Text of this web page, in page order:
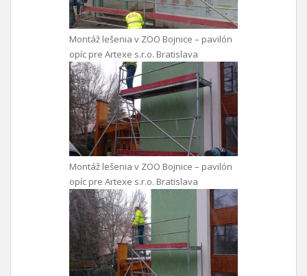
Montáž lešenia v ZOO Bojnice – pavilón
opíc pre Artexe s.r.o. Bratislava
Montáž lešenia v ZOO Bojnice – pavilón
opíc pre Artexe s.r.o. Bratislava